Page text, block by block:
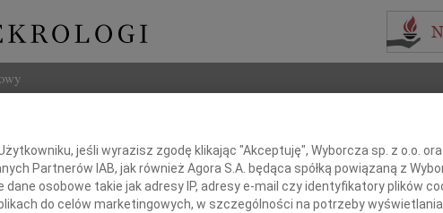
Imię i nazwisko lub numer
+ szukanie
jeśli wyrazisz zgodę klikając "Akceptuję", Wyborcza sp. z o.o.
Partnerów IAB, jak również Agora S.A. będąca spółką powiązaną z
osobowe takie jak adresy IP, adresy e-mail czy identyfikatory plików
do celów marketingowych, w szczególności na potrzeby